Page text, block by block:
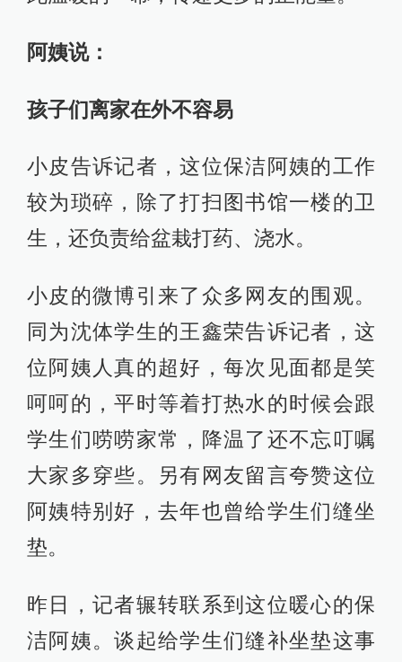
阿姨说：
孩子们离家在外不容易
小皮告诉记者，这位保洁阿姨的工作
较为琐碎，除了打扫图书馆一楼的卫
生，还负责给盆栽打药、浇水。
小皮的微博引来了众多网友的围观。
同为沈体学生的王鑫荣告诉记者，这
位阿姨人真的超好，每次见面都是笑
呵呵的，平时等着打热水的时候会跟
学生们唠唠家常，降温了还不忘叮嘱
大家多穿些。另有网友留言夸赞这位
阿姨特别好，去年也曾给学生们缝坐
垫。
昨日，记者辗转联系到这位暖心的保
洁阿姨。谈起给学生们缝补坐垫这事